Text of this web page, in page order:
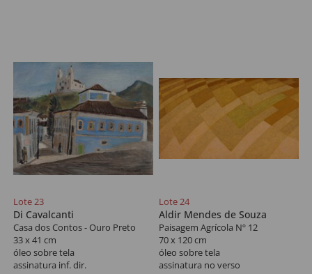
Lote 23
Di Cavalcanti
Casa dos Contos - Ouro Preto
33 x 41 cm
óleo sobre tela
assinatura inf. dir.
Lote 24
Aldir Mendes de Souza
Paisagem Agrícola Nº 12
70 x 120 cm
óleo sobre tela
assinatura no verso